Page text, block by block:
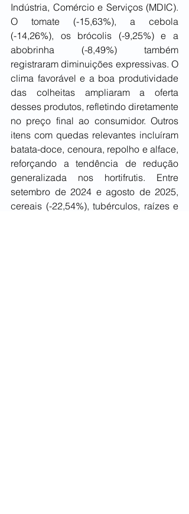
Indústria, Comércio e Serviços (MDIC).
O tomate (-15,63%), a cebola
(-14,26%), os brócolis (-9,25%) e a
abobrinha (-8,49%) também
registraram diminuições expressivas. O
clima favorável e a boa produtividade
das colheitas ampliaram a oferta
desses produtos, refletindo diretamente
no preço final ao consumidor. Outros
itens com quedas relevantes incluíram
batata-doce, cenoura, repolho e alface,
reforçando a tendência de redução
generalizada nos hortifrutis. Entre
setembro de 2024 e agosto de 2025,
cereais (-22,54%), tubérculos, raízes e